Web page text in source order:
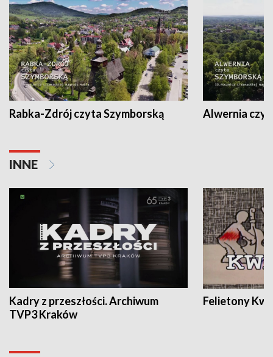
Rabka-Zdrój czyta Szymborską Alwernia
INNE
Kadry z przeszłości. Archiwum
TVP3 Kraków
Felietony